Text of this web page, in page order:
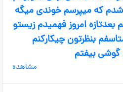
که میپرسم خوندی میگه
امروز فهمیدم زیستو
بنظرتون چیکارکنم
بیفتم
مشاهده